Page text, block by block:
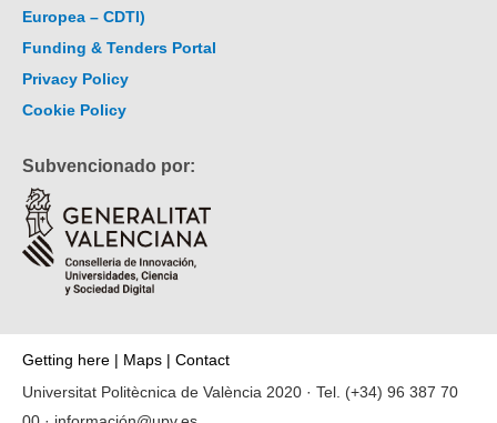
Europea – CDTI)
Funding & Tenders Portal
Privacy Policy
Cookie Policy
Subvencionado por:
Getting here | Maps | Contact
Universitat Politècnica de València 2020 · Tel. (+34) 96 387 70